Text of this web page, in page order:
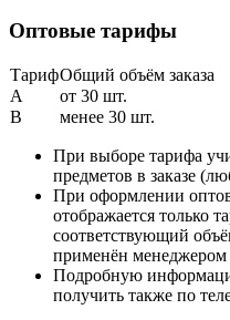
Оптовые тарифы
ТарифОбщий объём заказа
A
от 30 шт.
B
менее 30 шт.
При выборе тарифа
предметов в заказе
При оформлении
отображается только
соответствующий
применён менеджером
Подробную
получить также по